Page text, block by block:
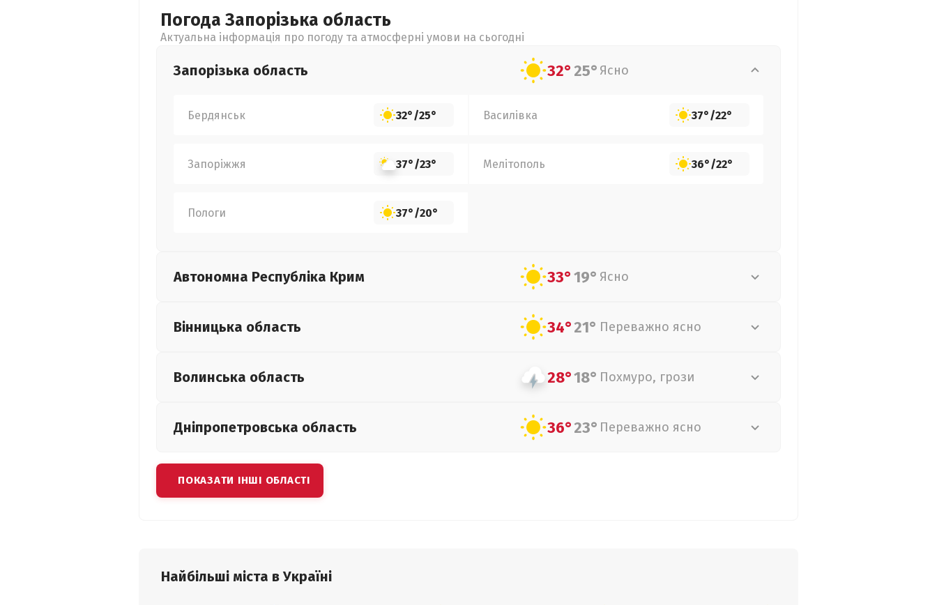
Погода Запорізька область
Актуальна інформація про погоду та атмосферні умови на сьогодні
Запорізька область 32°25° Ясно
Бердянськ 32°/25° Василівка 37°/22°
Запоріжжя 37°/23° Мелітополь 36°/22°
Пологи 37°/20°
Автономна Республіка Крим 33°19° Ясно
Вінницька область 34°21° Переважно ясно
Волинська область 28°18° Похмуро, грози
Дніпропетровська область 36°23° Переважно ясно
ПОКАЗАТИ ІНШІ ОБЛАСТІ
Найбільші міста в Україні